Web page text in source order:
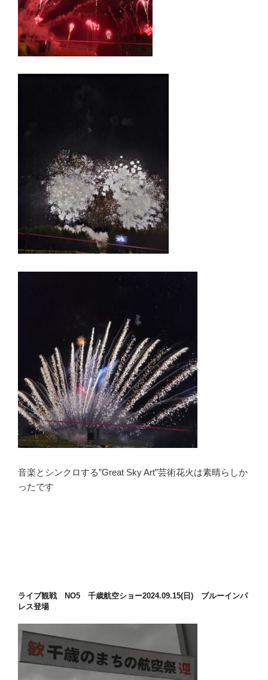
音楽とシンクロする”Great Sky Art”芸術花火は素晴らしか
ったです
ライブ観戦 NO5 千歳航空ショー2024.09.15(日) ブルーインパ
レス登場